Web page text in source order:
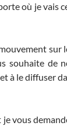
où je vais
sur
souhaite de
à le diffuser
vous